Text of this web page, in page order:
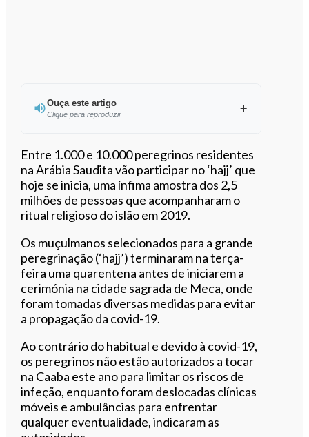
Ouça este artigo
Clique para reproduzir
Ouvir este artigo
Entre 1.000 e 10.000 peregrinos residentes
na Arábia Saudita vão participar no ‘hajj’ que
hoje se inicia, uma ínfima amostra dos 2,5
milhões de pessoas que acompanharam o
ritual religioso do islão em 2019.
Os muçulmanos selecionados para a grande
peregrinação (‘hajj’) terminaram na terça-
feira uma quarentena antes de iniciarem a
cerimónia na cidade sagrada de Meca, onde
foram tomadas diversas medidas para evitar
a propagação da covid-19.
Ao contrário do habitual e devido à covid-19,
os peregrinos não estão autorizados a tocar
na Caaba este ano para limitar os riscos de
infeção, enquanto foram deslocadas clínicas
móveis e ambulâncias para enfrentar
qualquer eventualidade, indicaram as